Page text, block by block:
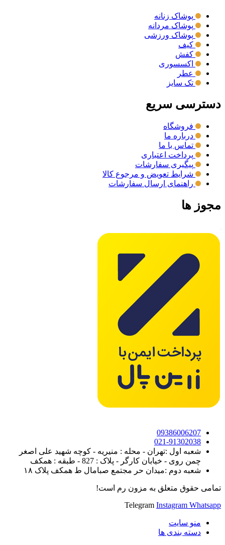
پوشاک زنانه
پوشاک مردانه
پوشاک ورزشی
کیف
کفش
اکسسوری
عطر
تک سایز
دسترسی سریع
فروشگاه
درباره ما
تماس با ما
پرداخت اعتباری
پیگیری سفارشات
شرایط تعویض و مرجوع کالا
راهنمای ارسال سفارشات
مجوز ها
09386006207
021-91302038
شعبه اول :تهران - محله : منیریه - کوچه شهید علی اصغر
چمن روی - خیابان کارگر - پلاک : 827 - طبقه : همکف
شعبه دوم :میدان حر مجتمع صبامال ط همکف پلاک ۱۸
تمامی حقوق متعلق به مزون رم است!
Telegram Instagram Whatsapp
منو سایت
دسته بندی ها